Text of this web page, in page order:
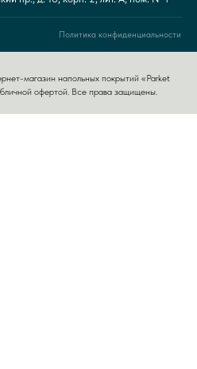
Политика конфиденциальности
магазин напольных покрытий «Parket
офертой. Все права защищены.